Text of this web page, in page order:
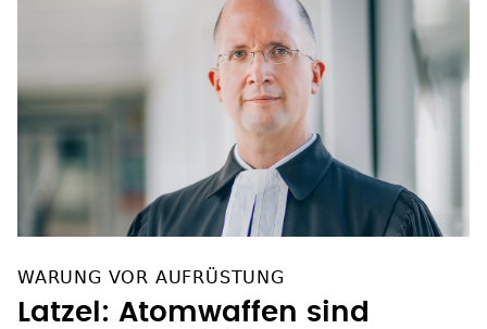
WARUNG VOR AUFRÜSTUNG
Latzel: Atomwaffen sind